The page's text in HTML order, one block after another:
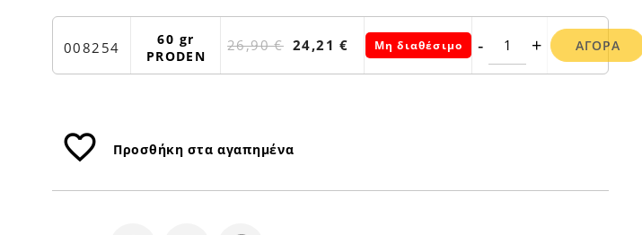
60GR
Petfan
008254
60 gr
PRODEN
26,90 € 24,21 € Μη διαθέσιμο - + ΑΓΟΡΆ
favorite_border Προσθήκη στα αγαπημένα